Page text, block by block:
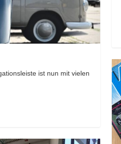
ist nun mit vielen